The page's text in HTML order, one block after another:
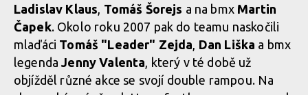
Ladislav Klaus, Tomáš Šorejs a na bmx Martin
Čapek. Okolo roku 2007 pak do teamu naskočili
mlaďáci Tomáš "Leader" Zejda, Dan Liška a bmx
legendaJenny Valenta, který v té době už
objížděl různé akce se svojí double rampou. Na